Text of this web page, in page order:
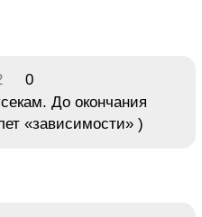
0
До окончания
«зависимости» )